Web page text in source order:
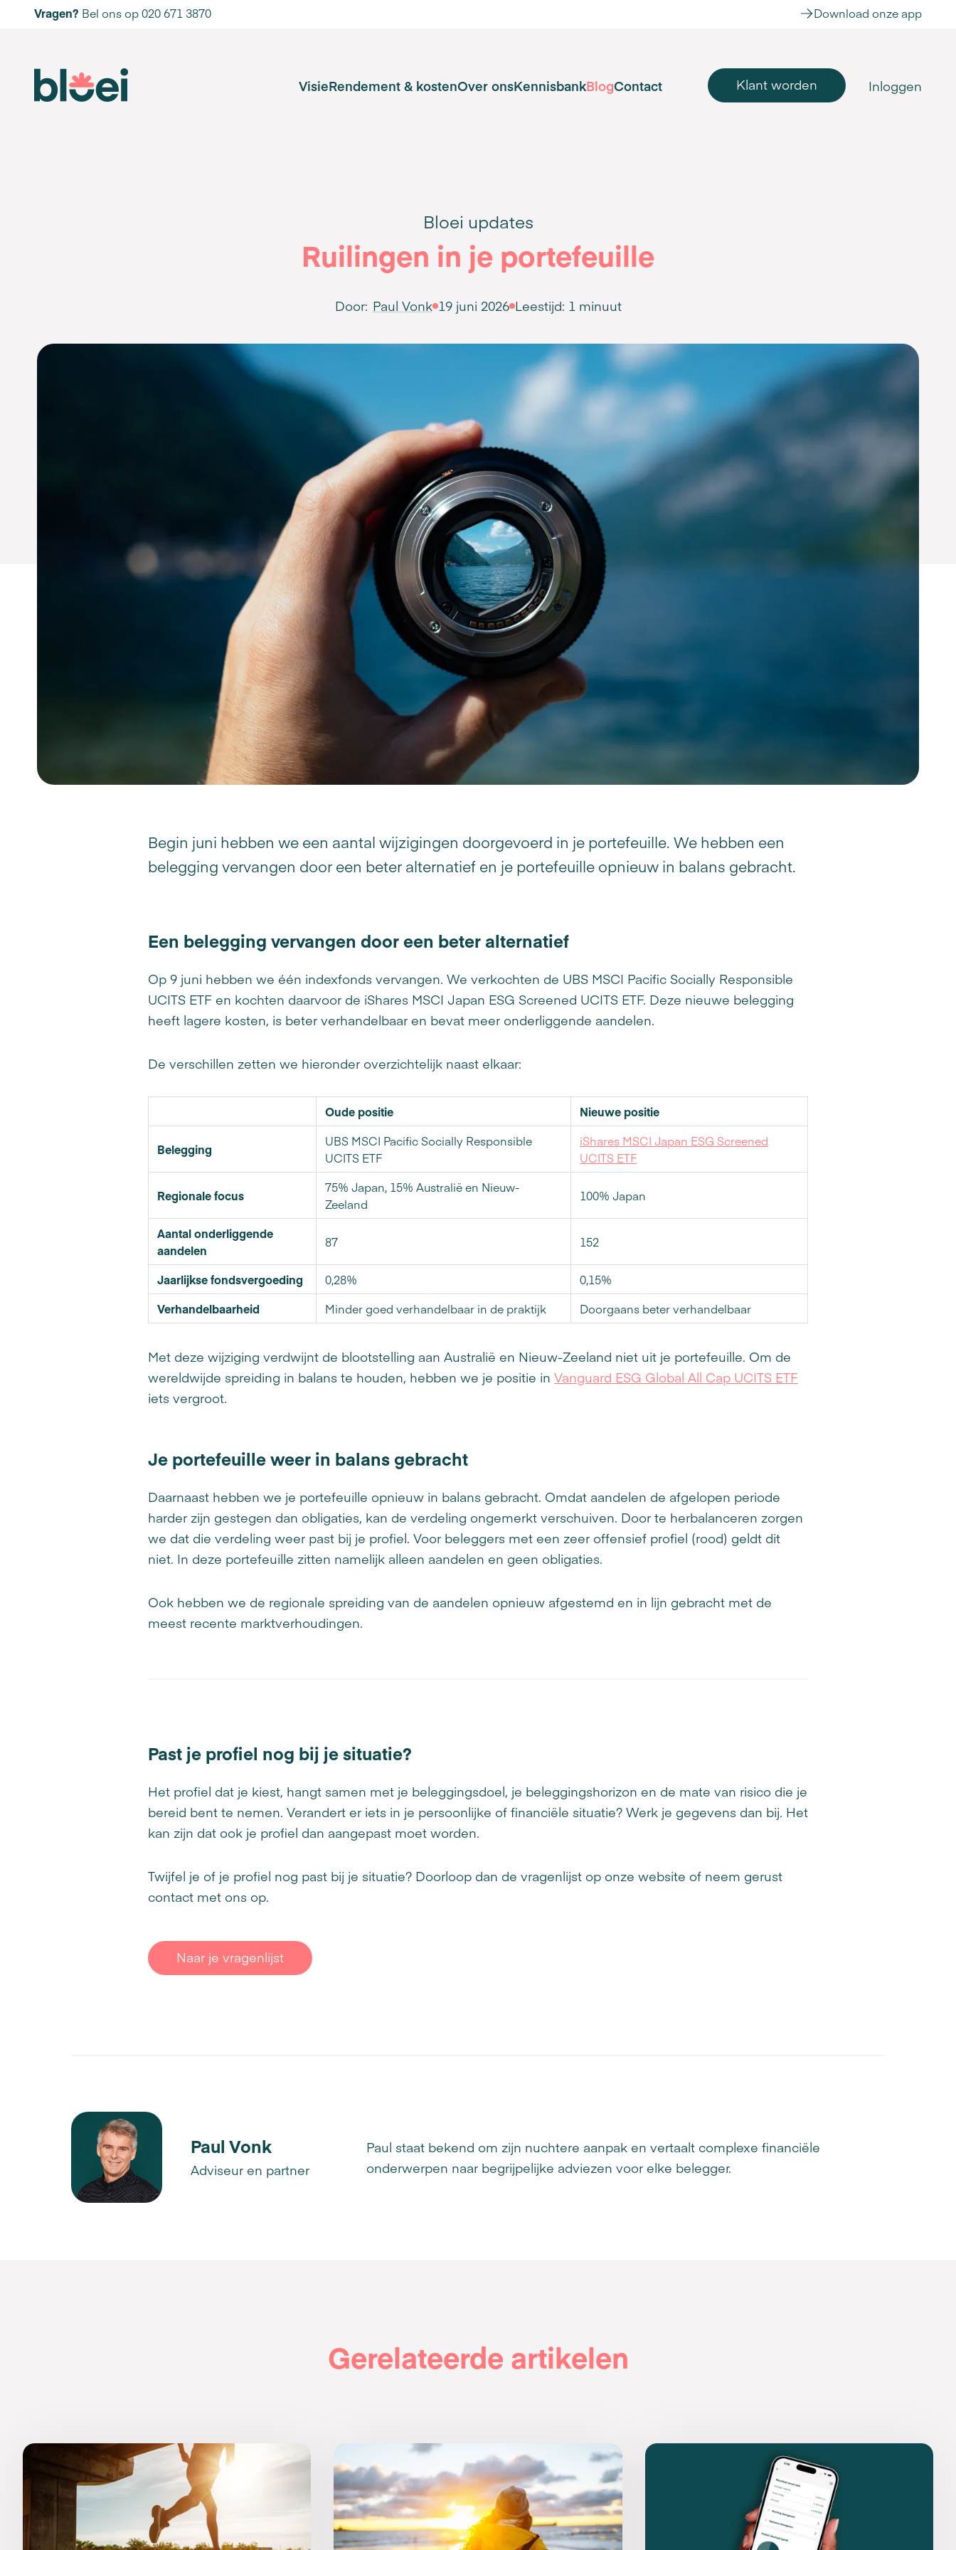
Vragen? Bel ons op 020 671 3870 Download onze app
VisieRendement & kostenOver onsKennisbankBlogContact Klant worden Inloggen
Bloei updates
Ruilingen in je portefeuille
Door: Paul Vonk 19 juni 2026 Leestijd: 1 minuut
Begin juni hebben we een aantal wijzigingen doorgevoerd in je portefeuille. We hebben een
belegging vervangen door een beter alternatief en je portefeuille opnieuw in balans gebracht.
Een belegging vervangen door een beter alternatief
Op 9 juni hebben we één indexfonds vervangen. We verkochten de UBS MSCI Pacific Socially Responsible
UCITS ETF en kochten daarvoor de iShares MSCI Japan ESG Screened UCITS ETF. Deze nieuwe belegging
heeft lagere kosten, is beter verhandelbaar en bevat meer onderliggende aandelen.
De verschillen zetten we hieronder overzichtelijk naast elkaar:
Oude positie Nieuwe positie
Belegging
UBS MSCI Pacific Socially Responsible
UCITS ETF
iShares MSCI Japan ESG Screened
UCITS ETF
Regionale focus
75% Japan, 15% Australië en Nieuw-
Zeeland
100% Japan
Aantal onderliggende
aandelen
87 152
Jaarlijkse fondsvergoeding 0,28%
0,15%
Verhandelbaarheid
Minder goed verhandelbaar in de praktijk Doorgaans beter verhandelbaar
Met deze wijziging verdwijnt de blootstelling aan Australië en Nieuw-Zeeland niet uit je portefeuille. Om de
wereldwijde spreiding in balans te houden, hebben we je positie in Vanguard ESG Global All Cap UCITS ETF
iets vergroot.
Je portefeuille weer in balans gebracht
Daarnaast hebben we je portefeuille opnieuw in balans gebracht. Omdat aandelen de afgelopen periode
harder zijn gestegen dan obligaties, kan de verdeling ongemerkt verschuiven. Door te herbalanceren zorgen
we dat die verdeling weer past bij je profiel. Voor beleggers met een zeer offensief profiel (rood) geldt dit
niet. In deze portefeuille zitten namelijk alleen aandelen en geen obligaties.
Ook hebben we de regionale spreiding van de aandelen opnieuw afgestemd en in lijn gebracht met de
meest recente marktverhoudingen.
Past je profiel nog bij je situatie?
Het profiel dat je kiest, hangt samen met je beleggingsdoel, je beleggingshorizon en de mate van risico die je
bereid bent te nemen. Verandert er iets in je persoonlijke of financiële situatie? Werk je gegevens dan bij. Het
kan zijn dat ook je profiel dan aangepast moet worden.
Twijfel je of je profiel nog past bij je situatie? Doorloop dan de vragenlijst op onze website of neem gerust
contact met ons op.
Naar je vragenlijst
Paul Vonk
Adviseur en partner
Paul staat bekend om zijn nuchtere aanpak en vertaalt complexe financiële
onderwerpen naar begrijpelijke adviezen voor elke belegger.
Gerelateerde artikelen